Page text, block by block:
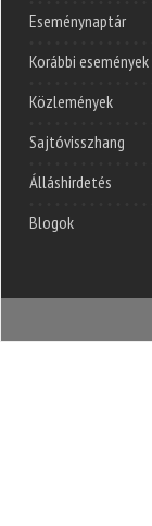
Eseménynaptár
Korábbi események
Közlemények
Sajtóvisszhang
Álláshirdetés
Blogok